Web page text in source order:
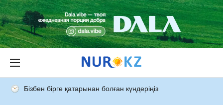
Бізбен бірге қатарынан болған күндеріңіз